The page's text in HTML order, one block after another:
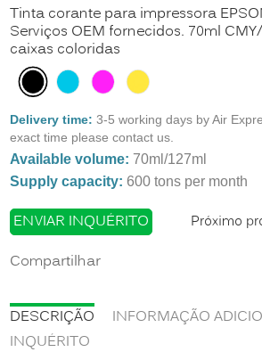
Tinta corante para impressora
Serviços OEM fornecidos. 70ml
caixas coloridas
Delivery time: 3-5 working days by Air
exact time please contact us.
Available volume: 70ml/127ml
Supply capacity: 600 tons per month
ENVIAR INQUÉRITO Próximo
Compartilhar
DESCRIÇÃO
INFORMAÇÃO
INQUÉRITO